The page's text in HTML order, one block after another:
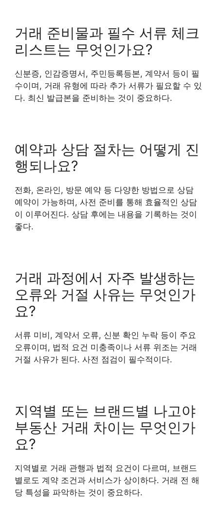
거래 준비물과 필수 서류 체크
리스트는 무엇인가요?
신분증, 인감증명서, 주민등록등본, 계약서 등이 필
수이며, 거래 유형에 따라 추가 서류가 필요할 수 있
다. 최신 발급본을 준비하는 것이 중요하다.
예약과 상담 절차는 어떻게 진
행되나요?
전화, 온라인, 방문 예약 등 다양한 방법으로 상담
예약이 가능하며, 사전 준비를 통해 효율적인 상담
이 이루어진다. 상담 후에는 내용을 기록하는 것이
좋다.
거래 과정에서 자주 발생하는
오류와 거절 사유는 무엇인가
요?
서류 미비, 계약서 오류, 신분 확인 누락 등이 주요
오류이며, 법적 요건 미충족이나 서류 위조는 거래
거절 사유가 된다. 사전 점검이 필수적이다.
지역별 또는 브랜드별 나고야
부동산 거래 차이는 무엇인가
요?
지역별로 거래 관행과 법적 요건이 다르며, 브랜드
별로도 계약 조건과 서비스가 상이하다. 거래 전 해
당 특성을 파악하는 것이 중요하다.